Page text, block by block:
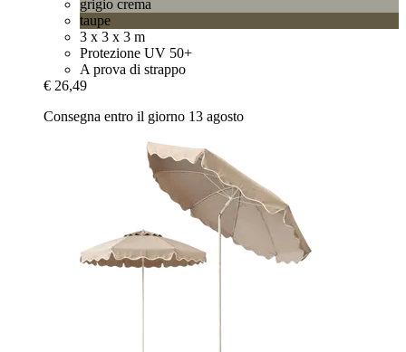
grigio crema
taupe
3 x 3 x 3 m
Protezione UV 50+
A prova di strappo
€ 26,49
Consegna entro il giorno 13 agosto